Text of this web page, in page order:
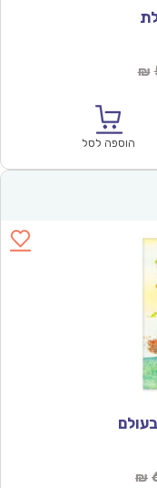
₪
הוספה לסל
₪